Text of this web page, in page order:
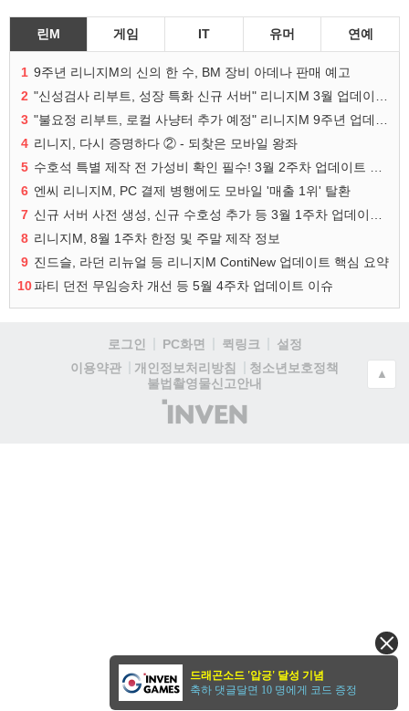
린M 게임 IT 유머 연예
1 9주년 리니지M의 신의 한 수, BM 장비 아데나 판매 예고
2
3
4 리니지, 다시 증명하다 ② - 되찾은 모바일 왕좌
5
6 엔씨 리니지M, PC 결제 병행에도 모바일 '매출 1위' 탈환
7
8 리니지M, 8월 1주차 한정 및 주말 제작 정보
9 진드슬, 라던 리뉴얼 등 리니지M ContiNew 업데이트 핵심 요약
10파티 던전 무임승차 개선 등 5월 4주차 업데이트 이슈
로그인 PC화면 퀵링크
설정
이용약관
개인정보처리방침
청소년보호정책
불법촬영물신고안내
(주)
인
▲
드래곤소드 '압긍' 달성 기념
축하 댓글달면 10 명에게 코드 증정